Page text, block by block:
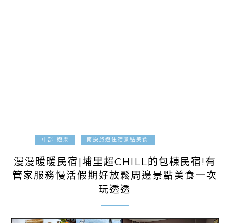
中部-遊樂 南投旅遊住宿景點美食
漫漫暖暖民宿|埔里超CHILL的包棟民宿!有
管家服務慢活假期好放鬆周邊景點美食一次
玩透透